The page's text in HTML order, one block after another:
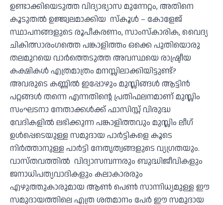
ഉണ്ടാക്കിയെടുത്ത വിദ്യാഭ്യാസ മുന്നേറ്റം, അതിനെ
കൂടുതൽ ഉജ്ജ്വലമാക്കിയ സ്കൂൾ – കോളേജ്
സ്ഥാപനങ്ങളുടെ രൂപീകരണം, സാംസ്കാരിക, വൈദ്യ
ചികിത്സാരംഗത്തെ പങ്കാളിത്തം ഒക്കെ പുതിയൊരു
തലമുറയെ വാർത്തെടുത്ത അവസ്ഥയെ രാഷ്ട്രീയ
കക്ഷികൾ എത്രമാത്രം മനസ്സിലാക്കിയിട്ടുണ്ട്?
അവരുടെ കണ്ണിൽ ഇപ്പോഴും മുസ്ലിങ്ങൾ ആട്ടിൻ
പറ്റങ്ങൾ തന്നെ എന്നതിൻ്റെ പ്രതിഫലനമാണ് മുസ്ലിം
സംഘടനാ നേതാക്കൾക്ക് ഫാസിസ്റ്റ് വിരുദ്ധ
വേദികളിൽ ലഭിക്കുന്ന പങ്കാളിത്തവും മുസ്ലിം ലീഗ്
ഉൾപ്പെടെയുള്ള സമുദായ പാർട്ടികളെ കൂടെ
നിർത്താനുള്ള പാർട്ടി നേതൃത്വങ്ങളുടെ വ്യഗ്രതയും.
വാസ്തവത്തിൽ വിദ്യാസമ്പന്നരും ബുദ്ധിജീവികളും
ജനാധിപത്യവാദികളും കലാകാരരും
എഴുത്തുകാരുമായ ആൺ പെൺ സാന്നിധ്യമുള്ള ഈ
സമുദായത്തിലെ എത്ര ശതമാനം പേർ ഈ സമുദായ